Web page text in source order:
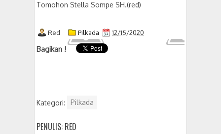
Tomohon Stella Sompe SH.(red)
Red Pilkada 12/15/2020
Bagikan !
Kategori: Pilkada
PENULIS: RED